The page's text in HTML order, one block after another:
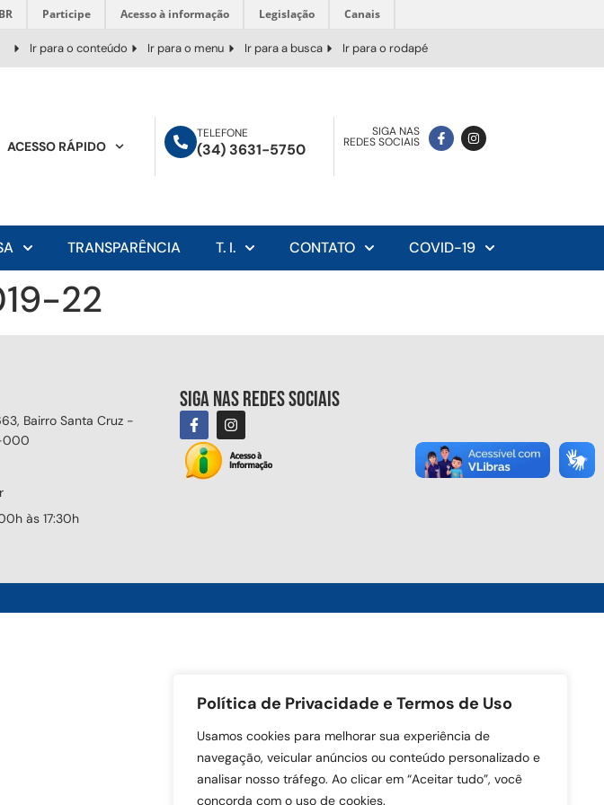
Política de Privacidade e Termos de Uso
Usamos cookies para melhorar sua experiência de
navegação, veicular anúncios ou conteúdo personalizado e
analisar nosso tráfego. Ao clicar em “Aceitar tudo”, você
concorda com o uso de cookies.
Participe Acesso à informação Legislação Canais
Ir para o conteúdo Ir para o menu Ir para a busca Ir para o rodapé
ACESSO RÁPIDO
TELEFONE
(34) 3631-5750
SIGA NAS
REDES SOCIAIS
TRANSPARÊNCIA T. I. CONTATO COVID-19
22
Bairro Santa Cruz -
000
às 17:30h
Siga nas redes sociais